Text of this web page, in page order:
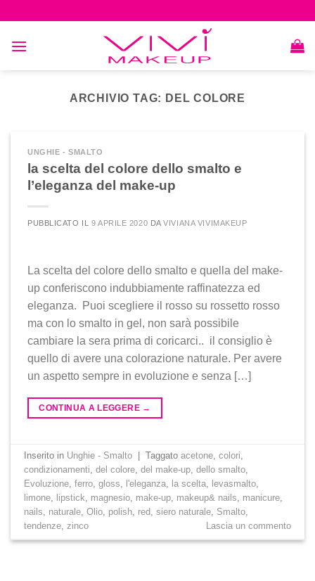
content
ARCHIVIO TAG: DEL COLORE
UNGHIE - SMALTO
la scelta del colore dello smalto e
l’eleganza del make-up
PUBBLICATO IL 9 APRILE 2020 DAVIVIANA VIVIMAKEUP
La scelta del colore dello smalto e quella del make-
up conferiscono indubbiamente raffinatezza ed
eleganza. Puoi scegliere il rosso su rossetto rosso
ma con lo smalto in gel, non sarà possibile
cambiare la sera prima di coricarci.. il consiglio è
quello di avere una colorazione naturale. Per avere
un aspetto sempre in evoluzione e senza […]
CONTINUA A LEGGERE →
Inserito in Unghie - Smalto Taggatoacetone ,colori
condizionamenti ,del colore ,del make-up ,dello smalto
Evoluzione ,ferro ,gloss l'eleganza la scelta levasmalto
limone
lipstick magnesio make-up makeup& nails manicure
nails
naturale ,Olio polish red ,siero naturale Smalto
tendenze ,zinco Lascia un commento